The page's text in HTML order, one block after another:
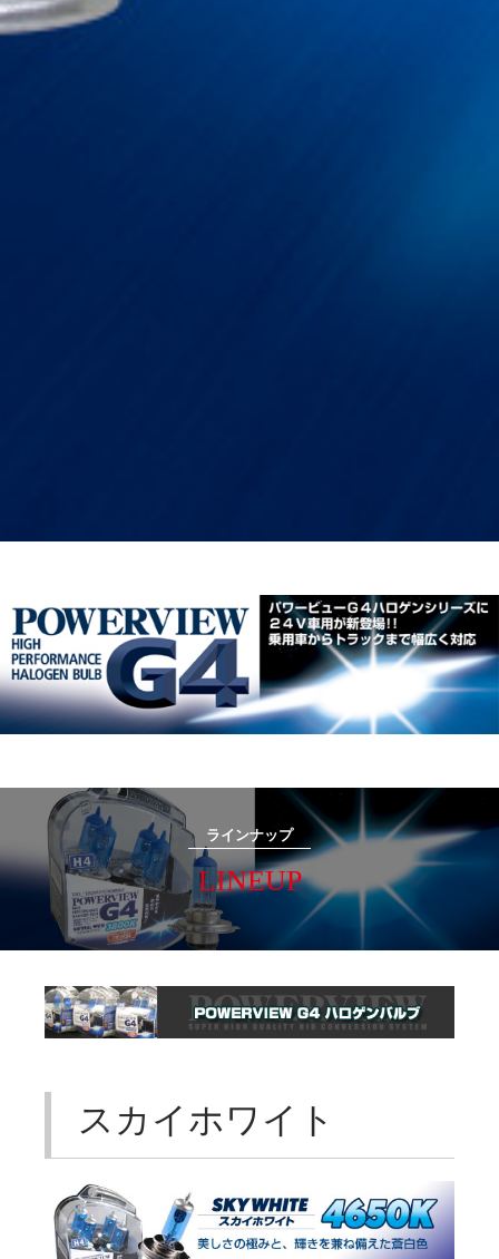
ラインナップ
LINEUP
スカイホワイト